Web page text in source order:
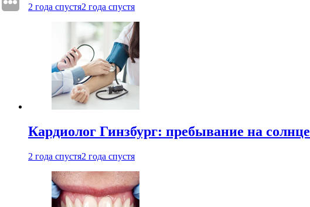
2 года спустя2 года спустя
Кардиолог Гинзбург: пребывание на
2 года спустя2 года спустя